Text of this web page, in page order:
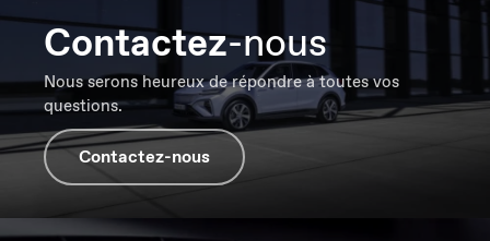
Contactez-nous
Nous serons heureux de répondre à toutes vos
questions.
Contactez-nous